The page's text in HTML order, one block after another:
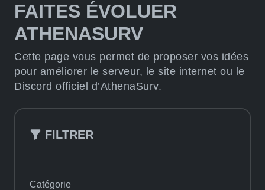
FAITES ÉVOLUER
ATHENASURV
Cette page vous permet de proposer vos idées
pour améliorer le serveur, le site internet ou le
Discord officiel d’AthenaSurv.
FILTRER
Catégorie